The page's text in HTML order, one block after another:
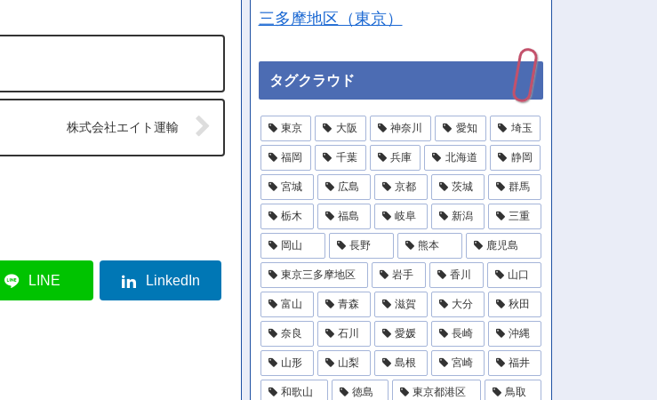
株式会社エイト運輸
LINE LinkedIn
三多摩地区（東京）
タグクラウド
東京 大阪 神奈川 愛知 埼玉
福岡 千葉 兵庫 北海道 静岡
宮城 広島 京都 茨城 群馬
栃木 福島 岐阜 新潟 三重
岡山 長野 熊本 鹿児島
東京三多摩地区 岩手 香川 山口
富山 青森 滋賀 大分 秋田
奈良 石川 愛媛 長崎 沖縄
山形 山梨 島根 宮崎 福井
和歌山 徳島 東京都港区 鳥取